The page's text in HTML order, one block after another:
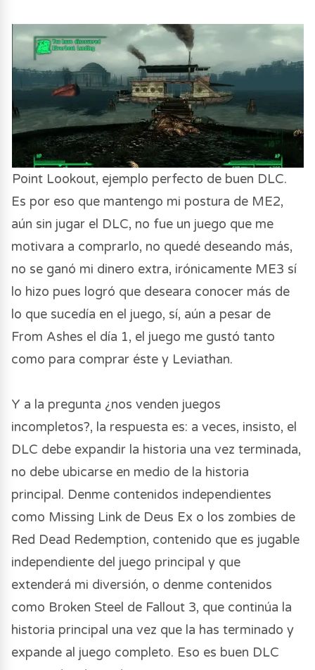
Point Lookout, ejemplo perfecto de buen DLC.
Es por eso que mantengo mi postura de ME2,
aún sin jugar el DLC, no fue un juego que me
motivara a comprarlo, no quedé deseando más,
no se ganó mi dinero extra, irónicamente ME3 sí
lo hizo pues logró que deseara conocer más de
lo que sucedía en el juego, sí, aún a pesar de
From Ashes el día 1, el juego me gustó tanto
como para comprar éste y Leviathan.
Y a la pregunta ¿nos venden juegos
incompletos?, la respuesta es: a veces, insisto, el
DLC debe expandir la historia una vez terminada,
no debe ubicarse en medio de la historia
principal. Denme contenidos independientes
como Missing Link de Deus Ex o los zombies de
Red Dead Redemption, contenido que es jugable
independiente del juego principal y que
extenderá mi diversión, o denme contenidos
como Broken Steel de Fallout 3, que continúa la
historia principal una vez que la has terminado y
expande al juego completo. Eso es buen DLC